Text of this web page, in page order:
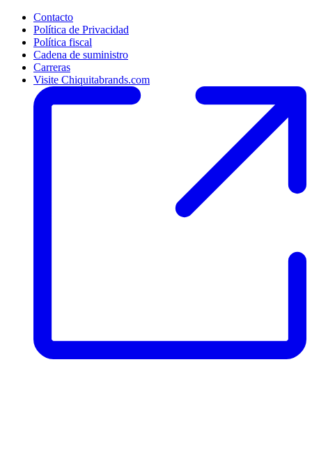
Contacto
Política de Privacidad
Política fiscal
Cadena de suministro
Carreras
Visite Chiquitabrands.com